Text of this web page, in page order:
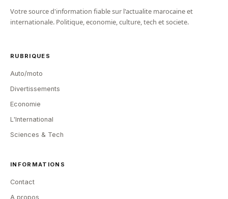
Votre source d'information fiable sur l'actualite marocaine et
internationale. Politique, economie, culture, tech et societe.
RUBRIQUES
Auto/moto
Divertissements
Economie
L'International
Sciences & Tech
INFORMATIONS
Contact
A propos